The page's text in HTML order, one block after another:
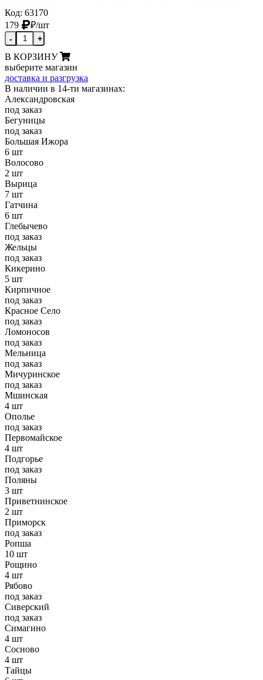
Код: 63170
179
₽/шт
- +
В КОРЗИНУ
выберите магазин
доставка и разгрузка
В наличии в 14-ти магазинах:
Александровская
под заказ
Бегуницы
под заказ
Большая Ижора
6 шт
Волосово
2 шт
Вырица
7 шт
Гатчина
6 шт
Глебычево
под заказ
Жельцы
под заказ
Кикерино
5 шт
Кирпичное
под заказ
Красное Село
под заказ
Ломоносов
под заказ
Мельница
под заказ
Мичуринское
под заказ
Мшинская
4 шт
Ополье
под заказ
Первомайское
4 шт
Подгорье
под заказ
Поляны
3 шт
Приветнинское
2 шт
Приморск
под заказ
Ропша
10 шт
Рощино
4 шт
Рябово
под заказ
Сиверский
под заказ
Симагино
4 шт
Сосново
4 шт
Тайцы